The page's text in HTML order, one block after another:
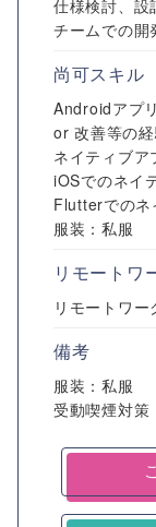
仕様検討、設
チームでの開
尚可スキル
Androidアプ
or 改善等の
ネイティブア
iOSでのネイ
Flutterでのネ
服装：私服
リモートワ
リモートワー
備考
服装：私服
受動喫煙対策